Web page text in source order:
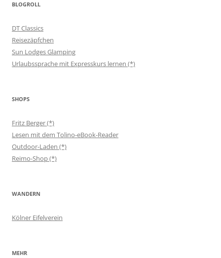
BLOGROLL
DT Classics
Reisezäpfchen
Sun Lodges Glamping
Urlaubssprache mit Expresskurs lernen (*)
SHOPS
Fritz Berger (*)
Lesen mit dem Tolino-eBook-Reader
Outdoor-Laden (*)
Reimo-Shop (*)
WANDERN
Kölner Eifelverein
MEHR